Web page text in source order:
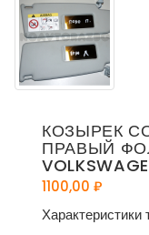
КОЗЫРЕК
ПРАВЫЙ
1100,00 ₽
Характеристики